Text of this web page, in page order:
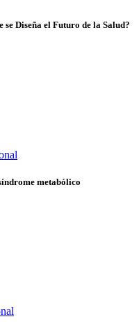
se Diseña el Futuro de la Salud?
metabólico